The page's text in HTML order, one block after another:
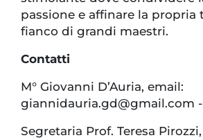
passione e affinare la propria
fianco di grandi maestri.
Contatti
M° Giovanni D’Auria, email:
giannidauria.gd@gmail.com -
Segretaria Prof. Teresa